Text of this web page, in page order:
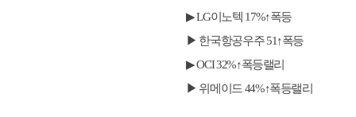
▶ LG이노텍 17%↑폭등
▶ 한국항공우주 51↑폭등
▶ OCI 32%↑폭등랠리
▶ 위메이드 44%↑폭등랠리